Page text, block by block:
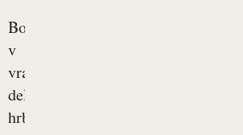
Bolečine
v
vratnem
delu
hrbtenice